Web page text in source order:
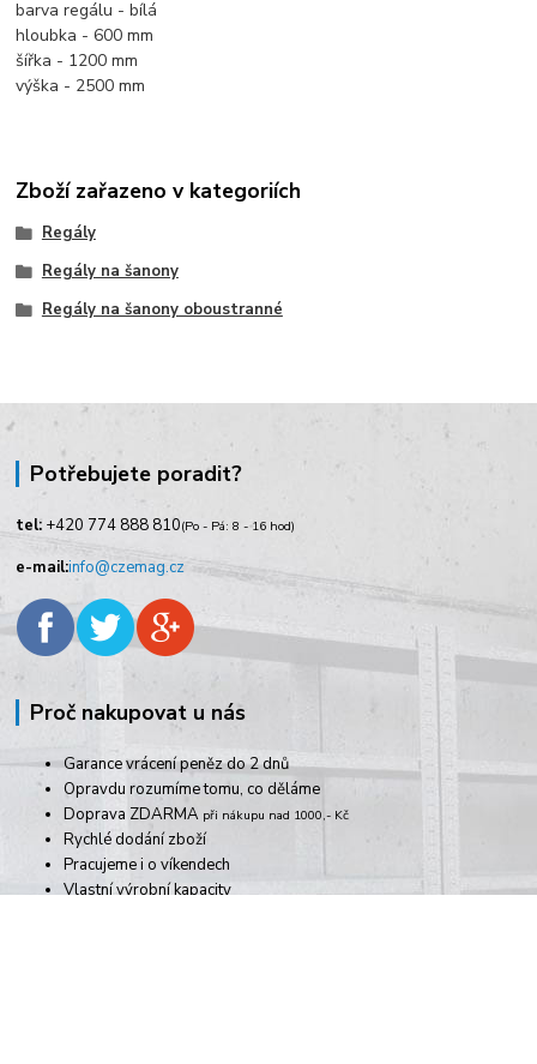
barva regálu - bílá
hloubka - 600 mm
šířka - 1200 mm
výška - 2500 mm
Zboží zařazeno v kategoriích
Regály
Regály na šanony
Regály na šanony oboustranné
Potřebujete poradit?
tel: +420 774 888 810(Po - Pá: 8 - 16 hod)
e-mail:info@czemag.cz
Proč nakupovat u nás
Garance vrácení peněz do 2 dnů
Opravdu rozumíme tomu, co děláme
Doprava ZDARMA při nákupu nad 1000,- Kč
Rychlé dodání zboží
Pracujeme i o víkendech
Vlastní výrobní kapacity